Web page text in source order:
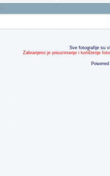
Sve fotografije su
Zabranjeno je preuzimanje i korištenje